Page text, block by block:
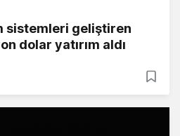
sistemleri geliştiren
dolar yatırım aldı